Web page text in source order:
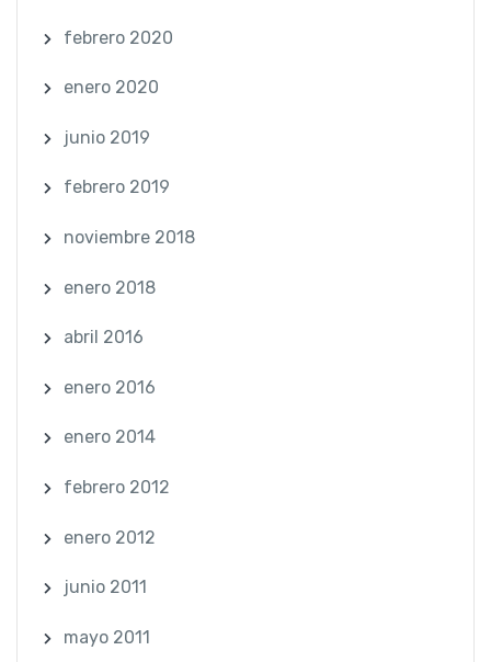
febrero 2020
enero 2020
junio 2019
febrero 2019
noviembre 2018
enero 2018
abril 2016
enero 2016
enero 2014
febrero 2012
enero 2012
junio 2011
mayo 2011